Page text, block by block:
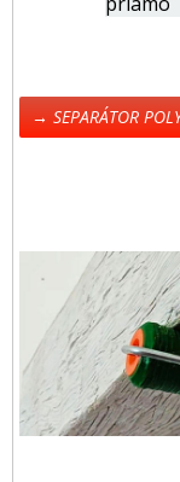
→ SEPARÁTOR